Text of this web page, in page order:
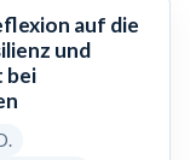
auf die
und
bei